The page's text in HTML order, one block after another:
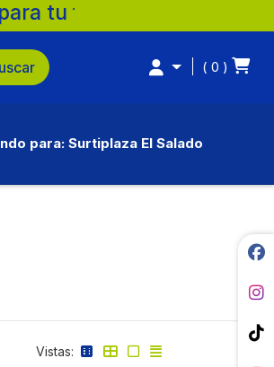
Surtiplaza,
0
para: Surtiplaza El Salado
Vistas: